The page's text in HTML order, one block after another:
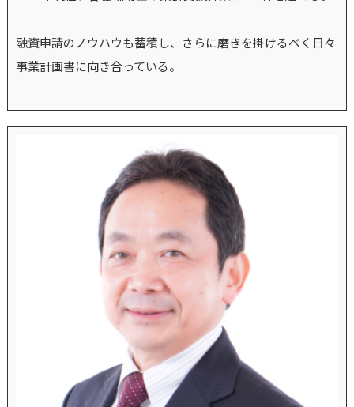
融資申請のノウハウも蓄積し、さらに磨きを掛けるべく日々
事業計画書に向き合っている。